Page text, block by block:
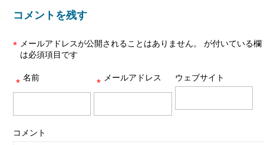
コメントを残す
メールアドレスが公開されることはありません。
*
が付いている欄
は必須項目です
名前
* メールアドレス
* ウェブサイト
コメント